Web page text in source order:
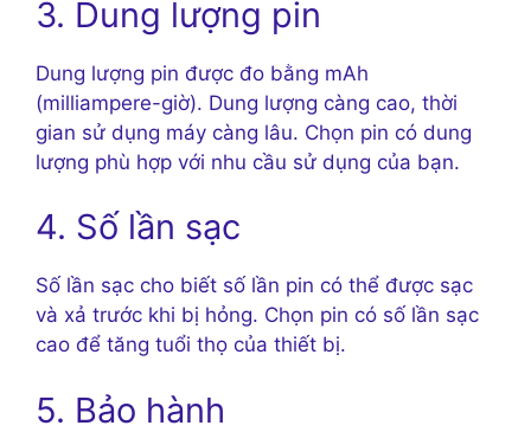
3. Dung lượng pin
Dung lượng pin được đo bằng mAh
(milliampere-giờ). Dung lượng càng cao, thời
gian sử dụng máy càng lâu. Chọn pin có dung
lượng phù hợp với nhu cầu sử dụng của bạn.
4. Số lần sạc
Số lần sạc cho biết số lần pin có thể được sạc
và xả trước khi bị hỏng. Chọn pin có số lần sạc
cao để tăng tuổi thọ của thiết bị.
5. Bảo hành